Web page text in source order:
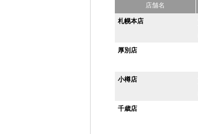
店舗名
札幌本店
厚別店
小樽店
千歳店